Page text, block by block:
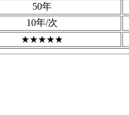
50年
10年/次
★★★★★